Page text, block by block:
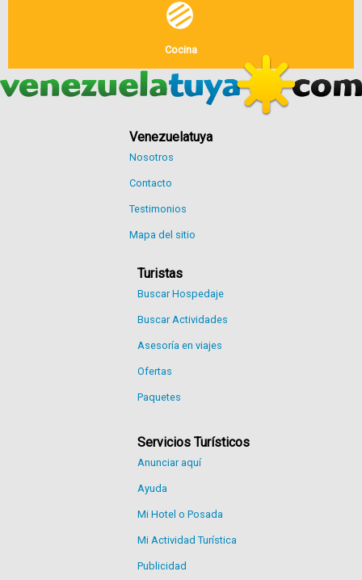
Cocina
Venezuelatuya
Nosotros
Contacto
Testimonios
Mapa del sitio
Turistas
Buscar Hospedaje
Buscar Actividades
Asesoría en viajes
Ofertas
Paquetes
Servicios Turísticos
Anunciar aquí
Ayuda
Mi Hotel o Posada
Mi Actividad Turística
Publicidad